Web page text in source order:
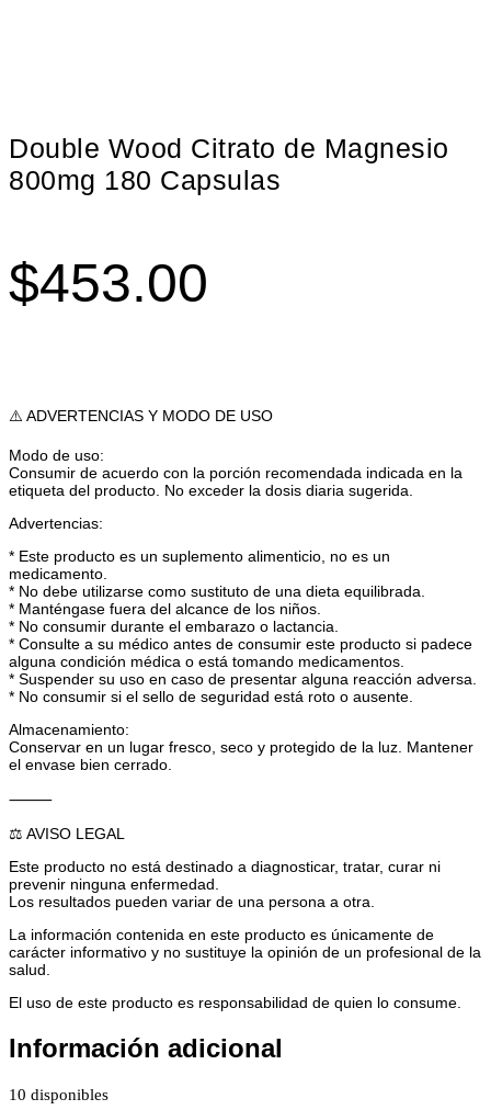
Double Wood Citrato de Magnesio
800mg 180 Capsulas
$453.00
⚠️ ADVERTENCIAS Y MODO DE USO
Modo de uso:
Consumir de acuerdo con la porción recomendada indicada en la
etiqueta del producto. No exceder la dosis diaria sugerida.
Advertencias:
* Este producto es un suplemento alimenticio, no es un
medicamento.
* No debe utilizarse como sustituto de una dieta equilibrada.
* Manténgase fuera del alcance de los niños.
* No consumir durante el embarazo o lactancia.
* Consulte a su médico antes de consumir este producto si padece
alguna condición médica o está tomando medicamentos.
* Suspender su uso en caso de presentar alguna reacción adversa.
* No consumir si el sello de seguridad está roto o ausente.
Almacenamiento:
Conservar en un lugar fresco, seco y protegido de la luz. Mantener
el envase bien cerrado.
⸻
⚖️ AVISO LEGAL
Este producto no está destinado a diagnosticar, tratar, curar ni
prevenir ninguna enfermedad.
Los resultados pueden variar de una persona a otra.
La información contenida en este producto es únicamente de
carácter informativo y no sustituye la opinión de un profesional de la
salud.
El uso de este producto es responsabilidad de quien lo consume.
Información adicional
10 disponibles